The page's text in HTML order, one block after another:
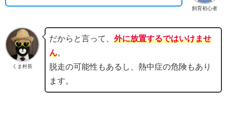
飼育初心者
くま村長
だからと言って、外に放置するではいけませ
ん。
脱走の可能性もあるし、熱中症の危険もあり
ます。